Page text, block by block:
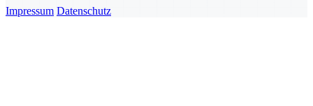
Impressum Datenschutz